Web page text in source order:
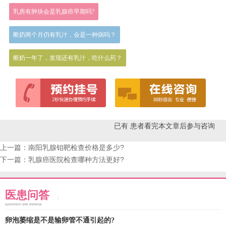
乳房有肿块会是乳腺癌早期吗?
断奶两个月仍有乳汁，会是一种病吗？
断奶一年了，发现还有乳汁，吃什么药？
已有 患者看完本文章后参与咨询
上一篇： 南阳乳腺钼靶检查价格是多少?
下一篇： 乳腺癌医院检查哪种方法更好?
医患问答
QUESTION AND ANSWER
卵泡萎缩是不是输卵管不通引起的?